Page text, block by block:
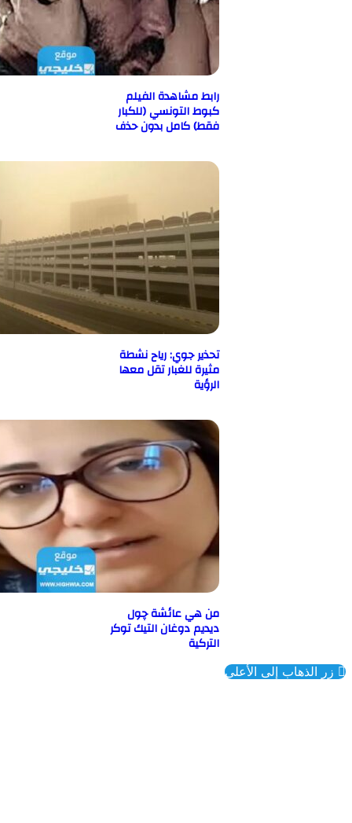
رابط مشاهدة الفيلم
كبوط التونسي (للكبار
فقط) كامل بدون حذف
تحذير جوي: رياح نشطة
مثيرة للغبار تقل معها
من هي عائشة چول
ديديم دوغان التيك توكر
إلى الأعلى